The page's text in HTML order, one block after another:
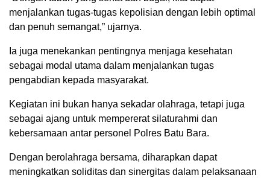
menjalankan tugas-tugas kepolisian dengan lebih optimal
dan penuh semangat,” ujarnya.
Ia juga menekankan pentingnya menjaga kesehatan
sebagai modal utama dalam menjalankan tugas
pengabdian kepada masyarakat.
Kegiatan ini bukan hanya sekadar olahraga, tetapi juga
sebagai ajang untuk mempererat silaturahmi dan
kebersamaan antar personel Polres Batu Bara.
Dengan berolahraga bersama, diharapkan dapat
meningkatkan soliditas dan sinergitas dalam pelaksanaan